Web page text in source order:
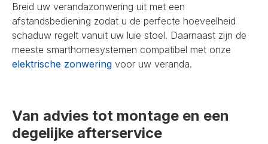
Breid uw verandazonwering uit met een
afstandsbediening zodat u de perfecte hoeveelheid
schaduw regelt vanuit uw luie stoel. Daarnaast zijn de
meeste smarthomesystemen compatibel met onze
elektrische zonwering voor uw veranda.
Van advies tot montage en een
degelijke afterservice